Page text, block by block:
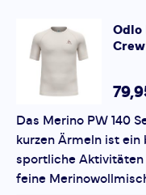
Dieses Formular ist
die
von Google.
Odlo
Das Merino PW 140
kurzen Ärmeln ist
sportliche Aktivitäten
feine